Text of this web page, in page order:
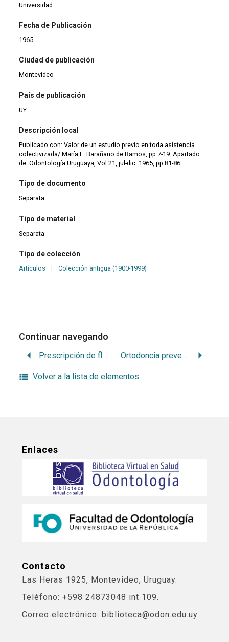
Universidad
Fecha de Publicación
1965
Ciudad de publicación
Montevideo
País de publicación
UY
Descripción local
Publicado con: Valor de un estudio previo en toda asistencia
colectivizada/ María E. Barañano de Ramos, pp.7-19. Apartado
de: Odontología Uruguaya, Vol.21, jul-dic. 1965, pp.81-86
Tipo de documento
Separata
Tipo de material
Separata
Tipo de colección
Artículos | Colección antigua (1900-1999)
Continuar navegando
Prescripción de fluoruros en la dieta del niño Ortodoncia preventiva: alteraciones consecutivas a extracciones prematuras: su tratamiento
Volver a la lista de elementos
Enlaces
Contacto
Las Heras 1925, Montevideo, Uruguay.
Teléfono: +598 24873048 int 109.
Correo electrónico: biblioteca@odon.edu.uy